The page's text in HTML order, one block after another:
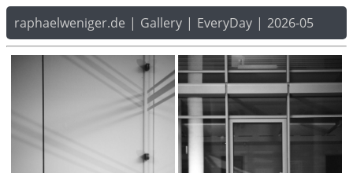
raphaelweniger.de | Gallery | EveryDay | 2026-05